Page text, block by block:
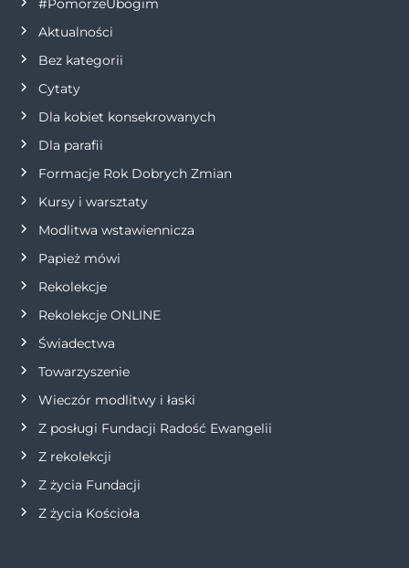
c
j
a
w
p
i
s
u
#PomorzeUbogim
Aktualności
Bez kategorii
Cytaty
Dla kobiet konsekrowanych
Dla parafii
Formacje Rok Dobrych Zmian
Kursy i warsztaty
Modlitwa wstawiennicza
Papież mówi
Rekolekcje
Rekolekcje ONLINE
Świadectwa
Towarzyszenie
Wieczór modlitwy i łaski
Z posługi Fundacji Radość Ewangelii
Z rekolekcji
Z życia Fundacji
Z życia Kościoła